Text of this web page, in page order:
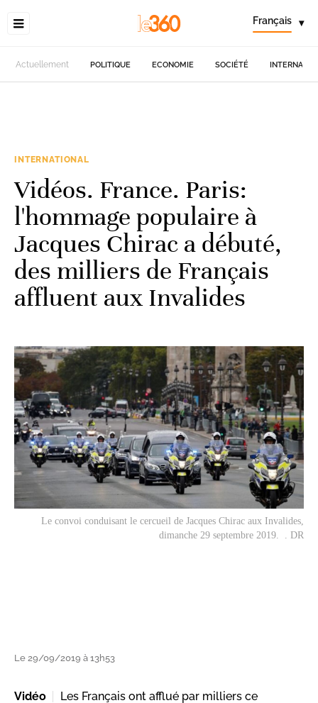
Français ▾
Actuellement POLITIQUE ECONOMIE SOCIÉTÉ
INTERNATIONAL
Vidéos. France. Paris:
l'hommage populaire à
Jacques Chirac a débuté,
des milliers de Français
affluent aux Invalides
Le convoi conduisant le cercueil de Jacques Chirac aux Invalides,
dimanche 29 septembre 2019. . DR
Le 29/09/2019 à 13h53
Vidéo
Les Français ont afflué par milliers ce